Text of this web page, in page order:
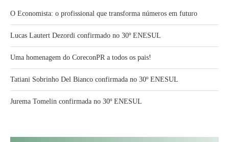
O Economista: o profissional que transforma números em futuro
Lucas Lautert Dezordi confirmado no 30º ENESUL
Uma homenagem do CoreconPR a todos os pais!
Tatiani Sobrinho Del Bianco confirmada no 30º ENESUL
Jurema Tomelin confirmada no 30º ENESUL